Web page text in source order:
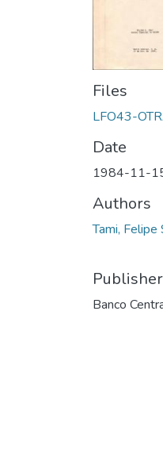
Files
LFO43-
Date
1984-11-
Authors
Tami, Felipe
Publisher
Banco